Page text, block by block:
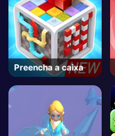
Preencha a caixa